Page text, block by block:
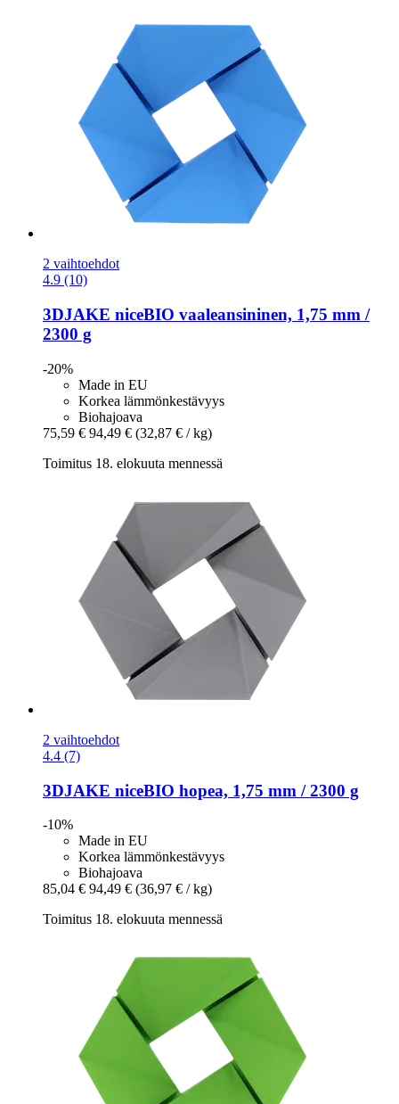
2 vaihtoehdot
4.9 (10)
3DJAKE niceBIO vaaleansininen, 1,75 mm /
2300 g
-20%
Made in EU
Korkea lämmönkestävyys
Biohajoava
75,59 € 94,49 € (32,87 € / kg)
Toimitus 18. elokuuta mennessä
2 vaihtoehdot
4.4 (7)
3DJAKE niceBIO hopea, 1,75 mm / 2300 g
-10%
Made in EU
Korkea lämmönkestävyys
Biohajoava
85,04 € 94,49 € (36,97 € / kg)
Toimitus 18. elokuuta mennessä